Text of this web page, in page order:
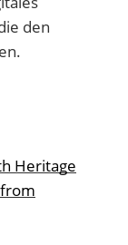
den
Heritage